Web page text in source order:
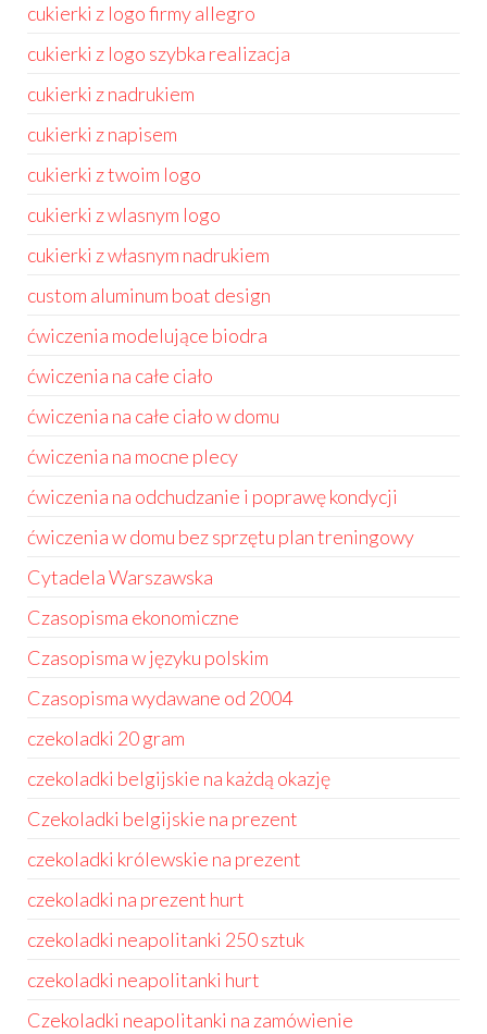
cukierki z logo firmy allegro
cukierki z logo szybka realizacja
cukierki z nadrukiem
cukierki z napisem
cukierki z twoim logo
cukierki z wlasnym logo
cukierki z własnym nadrukiem
custom aluminum boat design
ćwiczenia modelujące biodra
ćwiczenia na całe ciało
ćwiczenia na całe ciało w domu
ćwiczenia na mocne plecy
ćwiczenia na odchudzanie i poprawę kondycji
ćwiczenia w domu bez sprzętu plan treningowy
Cytadela Warszawska
Czasopisma ekonomiczne
Czasopisma w języku polskim
Czasopisma wydawane od 2004
czekoladki 20 gram
czekoladki belgijskie na każdą okazję
Czekoladki belgijskie na prezent
czekoladki królewskie na prezent
czekoladki na prezent hurt
czekoladki neapolitanki 250 sztuk
czekoladki neapolitanki hurt
Czekoladki neapolitanki na zamówienie